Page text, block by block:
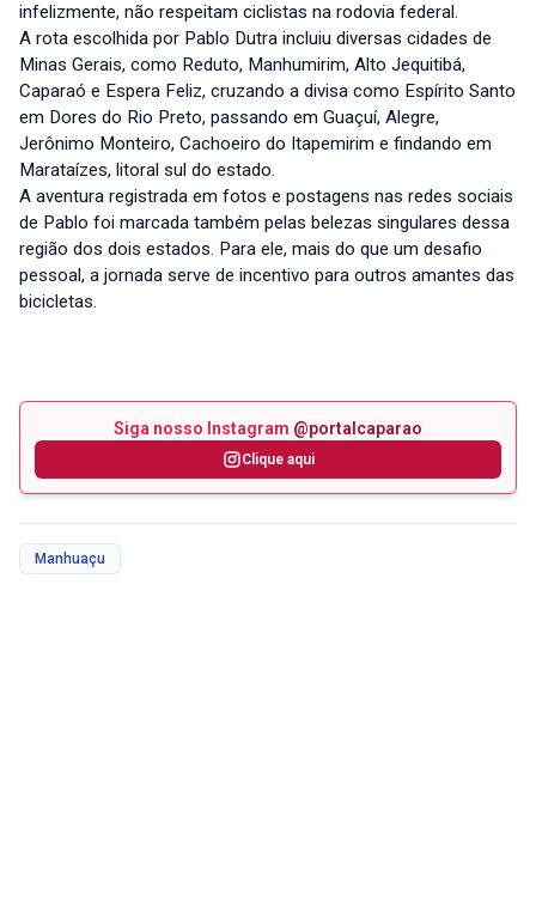
infelizmente, não respeitam ciclistas na rodovia federal.
A rota escolhida por Pablo Dutra incluiu diversas cidades de
Minas Gerais, como Reduto, Manhumirim, Alto Jequitibá,
Caparaó e Espera Feliz, cruzando a divisa como Espírito Santo
em Dores do Rio Preto, passando em Guaçuí, Alegre,
Jerônimo Monteiro, Cachoeiro do Itapemirim e findando em
Marataízes, litoral sul do estado.
A aventura registrada em fotos e postagens nas redes sociais
de Pablo foi marcada também pelas belezas singulares dessa
região dos dois estados. Para ele, mais do que um desafio
pessoal, a jornada serve de incentivo para outros amantes das
bicicletas.
Siga nosso Instagram @portalcaparao
Clique aqui
Manhuaçu